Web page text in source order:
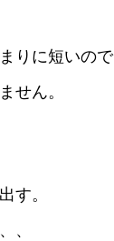
りに短いので
せん。
す。
、